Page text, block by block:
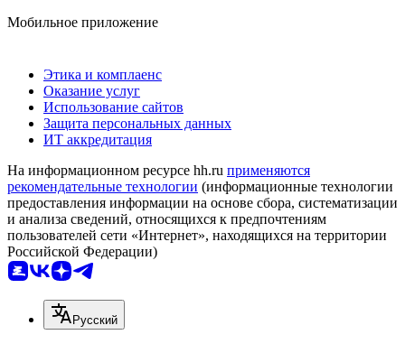
Мобильное приложение
Этика и комплаенс
Оказание услуг
Использование сайтов
Защита персональных данных
ИТ аккредитация
На информационном ресурсе hh.ru применяются
рекомендательные технологии (информационные технологии
предоставления информации на основе сбора, систематизации
и анализа сведений, относящихся к предпочтениям
пользователей сети «Интернет», находящихся на территории
Российской Федерации)
Русский